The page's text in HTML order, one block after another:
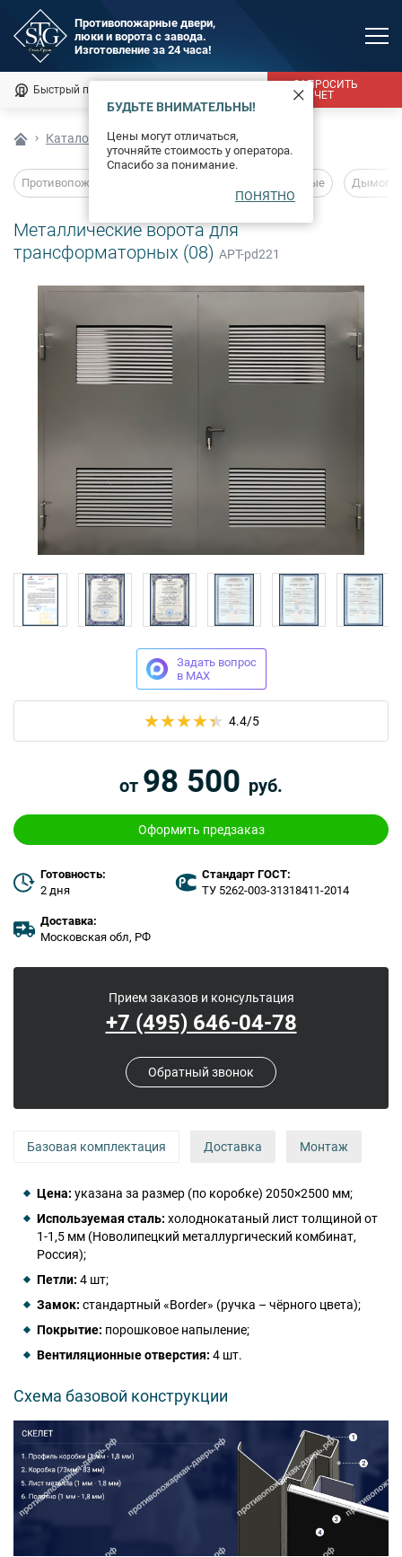
Быстрый подбор
ЗАПРОСИТЬ
РАСЧЕТ
Противопожарные двери,
люки и ворота с завода.
Изготовление за 24 часа!
Доставка и монтаж
Оплата
О компании
Новости
Москва
Доставка по России
dpm@stal-grupp.ru
+7 (495) 646-04-78
8 (800) 444-24-85
ПРЕМИАЛЬНЫЕ ДВЕРИ, pdf (2,8 МБ)
БУДЬТЕ ВНИМАТЕЛЬНЫ!
Цены могут отличаться,
уточняйте стоимость у оператора.
Спасибо за понимание.
ПОНЯТНО
Каталог Технические изделия
Противопожарные двери Остекленные
Металлические ворота для
трансформаторных (08) АРТ-pd221
Задать вопрос
в MAX
4.4/5
от 98 500 руб.
Оформить предзаказ
Готовность:
2 дня
Стандарт ГОСТ:
ТУ 5262-003-31318411-2014
Доставка:
Московская обл, РФ
Прием заказов и консультация
+7 (495) 646-04-78
Обратный звонок
Базовая комплектация Доставка Монтаж
Цена: указана за размер (по коробке) 2050×2500 мм;
Используемая сталь: холоднокатаный лист толщиной от
1-1,5 мм (Новолипецкий металлургический комбинат,
Россия);
Петли: 4 шт;
Замок: стандартный «Border» (ручка – чёрного цвета);
Покрытие: порошковое напыление;
Вентиляционные отверстия: 4 шт.
Схема базовой конструкции
MAX
Мы онлайн